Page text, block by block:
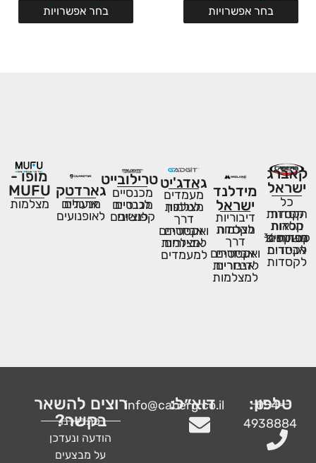
בחר אפשרויות בחר אפשרויות
קאברג
ישראל
כל
הקסדות
קסדות
מלאות
קסדות
נפתחות¾
משקפים
לקסדות
אביזרים
לקסדות
מידלנד
ישראל
דיבוריות
לקסדה
מצלמות
דרך
ואקסטרים
אביזרים
לדיבוריות
אביזרים
למצלמות
גאדג'יט
מעמדים
לטלפון
מצלמות
דרך
ואקסטרים
אביזרים
למצלמות
אביזרים
למעמדים
טרילובייט
מכנסיים
לגברים
מכנסיים
לנשים
קפוצ׳ונים
גארדטק
מנעולים
ארגזים
לאופנועים
מופו -
MUFU
מצלמות
טלפון:
054-
4938884
דוא״ל:
info@caberg.co.ilרוצים להשאר
בקשר?
כתבו לנו
הודעה ונעדכן
על מבצעים